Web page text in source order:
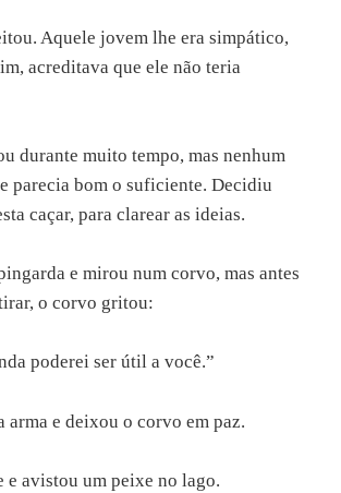
Aquele jovem lhe era simpático,
acreditava que ele não teria
durante muito tempo, mas nenhum
parecia bom o suficiente. Decidiu
caçar, para clarear as ideias.
e mirou num corvo, mas antes
o corvo gritou:
poderei ser útil a você.”
arma e deixou o corvo em paz.
e avistou um peixe no lago.